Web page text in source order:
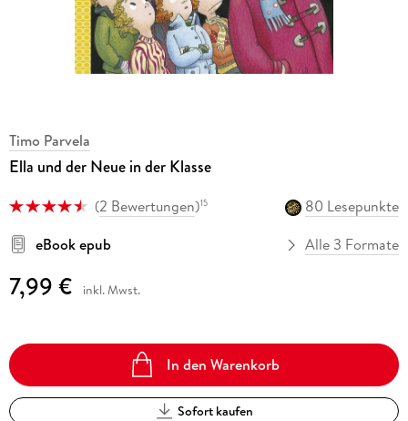
Timo Parvela
Ella und der Neue in der Klasse
(2 Bewertungen)15
80 Lesepunkte
eBook epub
Alle 3 Formate
7,99 € inkl. Mwst.
In den Warenkorb
Sofort kaufen